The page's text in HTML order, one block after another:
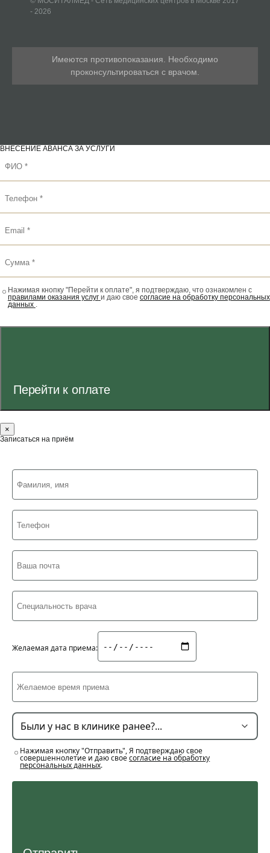
- 2026
Имеются противопоказания. Необходимо
проконсультироваться с врачом.
ВНЕСЕНИЕ АВАНСА ЗА УСЛУГИ
Нажимая кнопку "Перейти к оплате", я подтверждаю, что ознакомлен с
правилами оказания услуг и даю свое согласие на обработку персональных
данных .
Перейти к оплате
×
Записаться на приём
Желаемая дата приема:
Нажимая кнопку "Отправить", Я подтверждаю свое
совершеннолетие и даю своесогласие на обработку
персональных данных.